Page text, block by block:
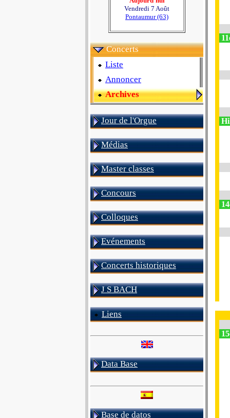
Vendredi 7 Août
Pontaumur (63)
Concerts
Liste
Annoncer
Archives
Jour de l'Orgue
Médias
Master classes
Concours
Colloques
Evénements
Concerts historiques
J S BACH
Liens
Data Base
Base de datos